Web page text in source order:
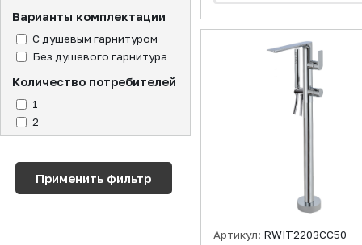
Варианты комплектации
С душевым гарнитуром
Без душевого гарнитура
Количество потребителей
1
2
Артикул: RWIT2203CC50